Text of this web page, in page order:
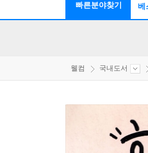
빠른분야찾기 베
웰컴 국내도서